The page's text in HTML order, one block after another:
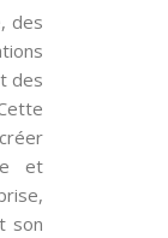
des
des
et
son